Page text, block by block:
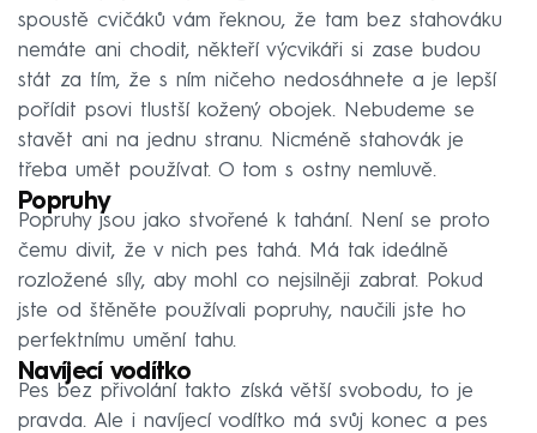
spoustě cvičáků vám řeknou, že tam bez stahováku
nemáte ani chodit, někteří výcvikáři si zase budou
stát za tím, že s ním ničeho nedosáhnete a je lepší
pořídit psovi tlustší kožený obojek. Nebudeme se
stavět ani na jednu stranu. Nicméně stahovák je
třeba umět používat. O tom s ostny nemluvě.
Popruhy
Popruhy jsou jako stvořené k tahání. Není se proto
čemu divit, že v nich pes tahá. Má tak ideálně
rozložené síly, aby mohl co nejsilněji zabrat. Pokud
jste od štěněte používali popruhy, naučili jste ho
perfektnímu umění tahu.
Navíjecí vodítko
Pes bez přivolání takto získá větší svobodu, to je
pravda. Ale i navíjecí vodítko má svůj konec a pes